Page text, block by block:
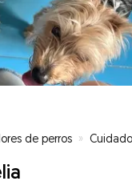
de perros »